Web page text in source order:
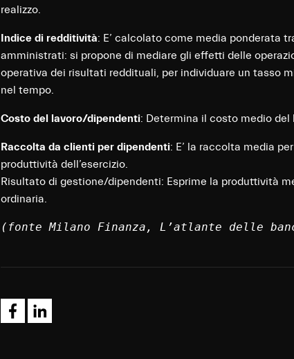
realizzo.
Indice di redditività: E’ calcolato come media ponderata
amministrati: si propone di mediare gli effetti delle
operativa dei risultati reddituali, per individuare un tasso
nel tempo.
Costo del lavoro/dipendenti: Determina il costo medio
Raccolta da clienti per dipendenti: E’ la raccolta media
produttività dell’esercizio.
Risultato di gestione/dipendenti: Esprime la produttività
ordinaria.
(fonte Milano Finanza, L’atlante delle